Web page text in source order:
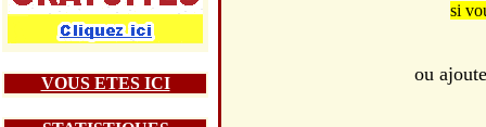
VOUS ETES ICI
si
ou